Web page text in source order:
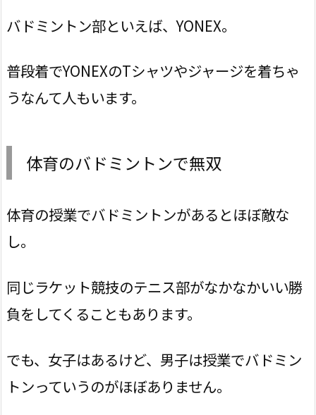
バドミントン部といえば、YONEX。
普段着でYONEXのTシャツやジャージを着ちゃ
うなんて人もいます。
体育のバドミントンで無双
体育の授業でバドミントンがあるとほぼ敵な
し。
同じラケット競技のテニス部がなかなかいい勝
負をしてくることもあります。
でも、女子はあるけど、男子は授業でバドミン
トンっていうのがほぼありません。